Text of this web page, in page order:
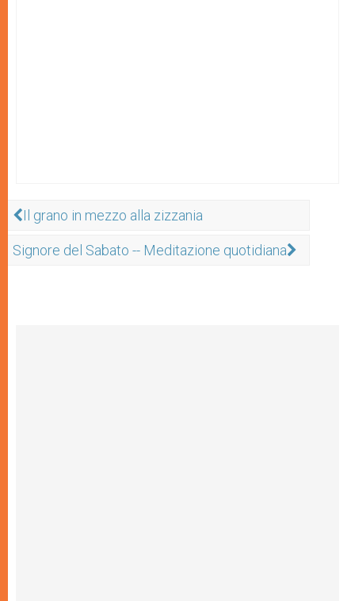
Il grano in mezzo alla zizzania
Signore del Sabato -- Meditazione quotidiana